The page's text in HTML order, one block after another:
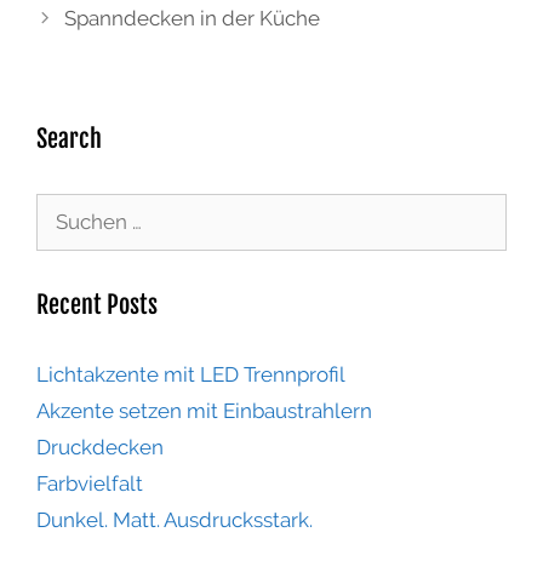
Spanndecken in der Küche
Search
Recent Posts
Lichtakzente mit LED Trennprofil
Akzente setzen mit Einbaustrahlern
Druckdecken
Farbvielfalt
Dunkel. Matt. Ausdrucksstark.